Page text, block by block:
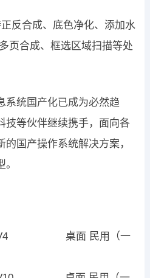
反合成、底色净化、添加水
页合成、框选区域扫描等处
系统国产化已成为必然趋
技等伙伴继续携手，面向各
国产操作系统解决方案，
统V4 桌面 民用（一